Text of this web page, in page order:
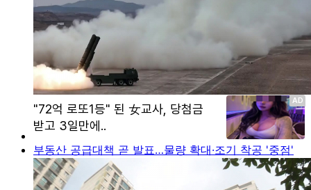
부동산 공급대책 곧 발표…물량 확대·조기 착공 '중점'